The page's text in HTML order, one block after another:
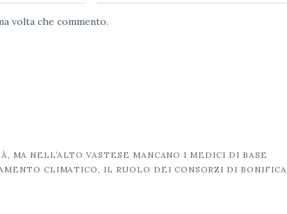
volta che commento.
MA NELL’ALTO VASTESE MANCANO I MEDICI DI BASE
CLIMATICO, IL RUOLO DEI CONSORZI DI BONIFICA